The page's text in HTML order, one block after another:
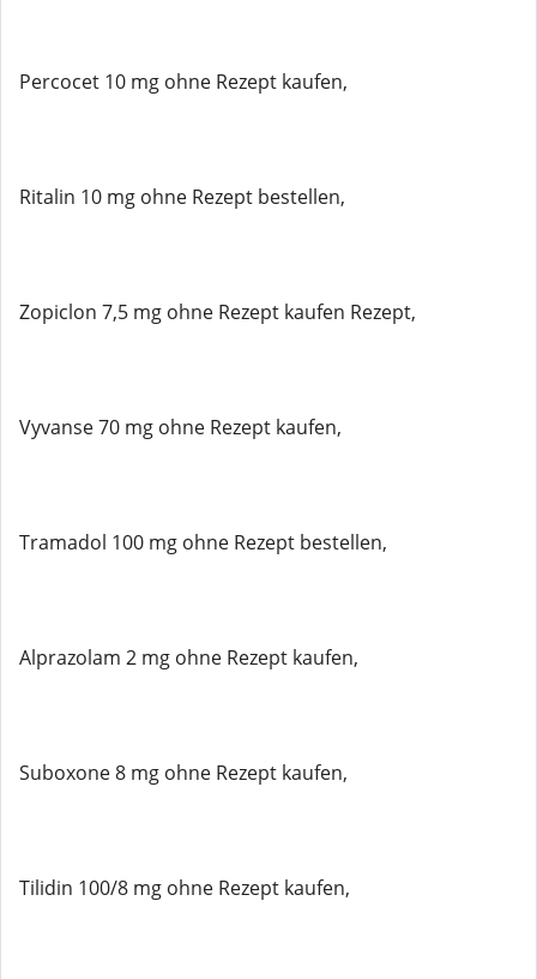
Percocet 10 mg ohne Rezept kaufen,
Ritalin 10 mg ohne Rezept bestellen,
Zopiclon 7,5 mg ohne Rezept kaufen Rezept,
Vyvanse 70 mg ohne Rezept kaufen,
Tramadol 100 mg ohne Rezept bestellen,
Alprazolam 2 mg ohne Rezept kaufen,
Suboxone 8 mg ohne Rezept kaufen,
Tilidin 100/8 mg ohne Rezept kaufen,